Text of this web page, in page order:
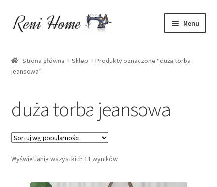
Przejdź
do
Przejdź
do
Menu
Kontakt
Strona główna Sklep
Produkty oznaczone “duża torba
jeansowa”
duża torba jeansowa
Wyświetlanie wszystkich 11 wyników